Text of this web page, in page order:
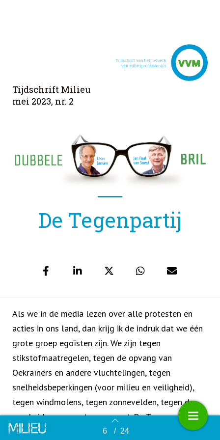
Terug naar overzicht 6 / 24
Tijdschrift Milieu
mei 2023, nr. 2
De Tegenpartij
Als we in de media lezen over alle protesten en
acties in ons land, dan krijg ik de indruk dat we één
grote groep egoïsten zijn. We zijn tegen
stikstofmaatregelen, tegen de opvang van
Oekraïners en andere vluchtelingen, tegen
snelheidsbeperkingen (voor milieu en veiligheid),
tegen windmolens, tegen zonnevelden, tegen de
overheid, enzovoort, enzovoort. De Tegenpartij van
Koot en Bie zou veel stemmen trekken, zou je